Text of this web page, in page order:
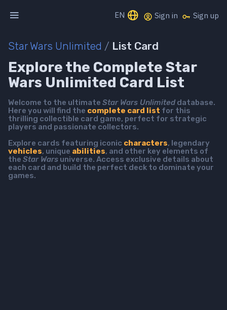
EN Sign in Sign up
Star Wars Unlimited / List Card
Explore the Complete Star
Wars Unlimited Card List
Welcome to the ultimate Star Wars Unlimiteddatabase.
Here you will find the complete card list for this
thrilling collectible card game, perfect for strategic
players and passionate collectors.
Explore cards featuring iconic characters, legendary
vehicles, unique abilities, and other key elements of
the Star Wars universe. Access exclusive details about
each card and build the perfect deck to dominate your
games.